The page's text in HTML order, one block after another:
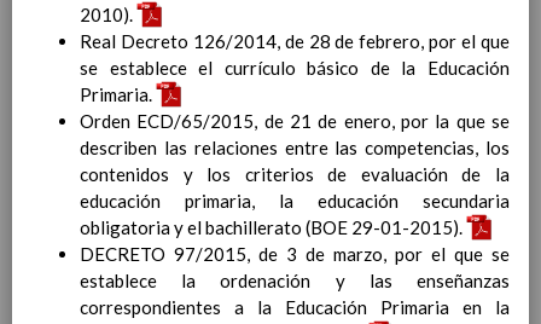
Esperamos que sea de su interés.
Contenido
IntroducciÃ³n
AnÃ¡lisis del Contexto
Proyecto Educativo
Marco Normativo
Objetivos propios para la mejora del rendimiento
2010).
Real Decreto 126/2014, de 28 de febrero, por el que
se establece el currículo básico de la Educación
Primaria.
Orden ECD/65/2015, de 21 de enero, por la que se
describen las relaciones entre las competencias, los
contenidos y los criterios de evaluación de la
educación primaria, la educación secundaria
obligatoria y el bachillerato (BOE 29-01-2015).
DECRETO 97/2015, de 3 de marzo, por el que se
establece la ordenación y las enseñanzas
correspondientes a la Educación Primaria en la